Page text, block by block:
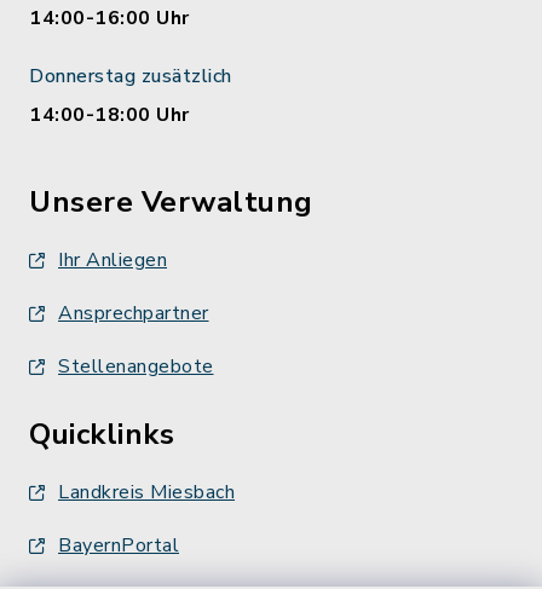
14:00-16:00 Uhr
Donnerstag zusätzlich
14:00-18:00 Uhr
Unsere Verwaltung
Ihr Anliegen
Ansprechpartner
Stellenangebote
Quicklinks
Landkreis Miesbach
BayernPortal